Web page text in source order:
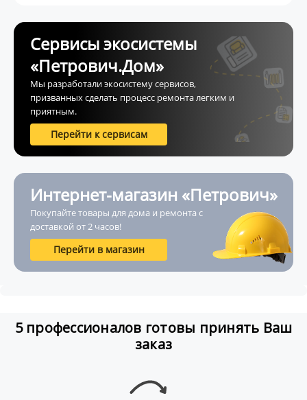
Сервисы экосистемы
«Петрович.Дом»
Мы разработали экосистему сервисов,
призванных сделать процесс ремонта легким и
приятным.
Перейти к сервисам
Интернет-магазин «Петрович»
Покупайте товары для дома и ремонта с
доставкой от 2 часов!
Перейти в магазин
5 профессионалов готовы принять Ваш
заказ